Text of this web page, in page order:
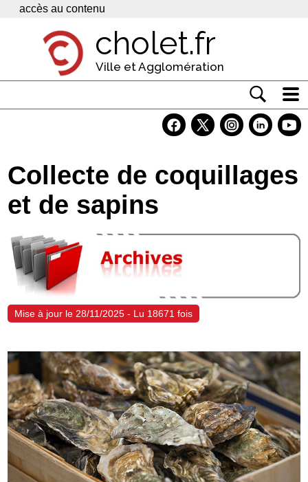
Panneau de gestion des cookies
accès au contenu
cholet.fr
Ville et Agglomération
Economie
Services
Contacts
Collecte de coquillages
et de sapins
Mise à jour le 28/11/2025 - Lu 18671 fois